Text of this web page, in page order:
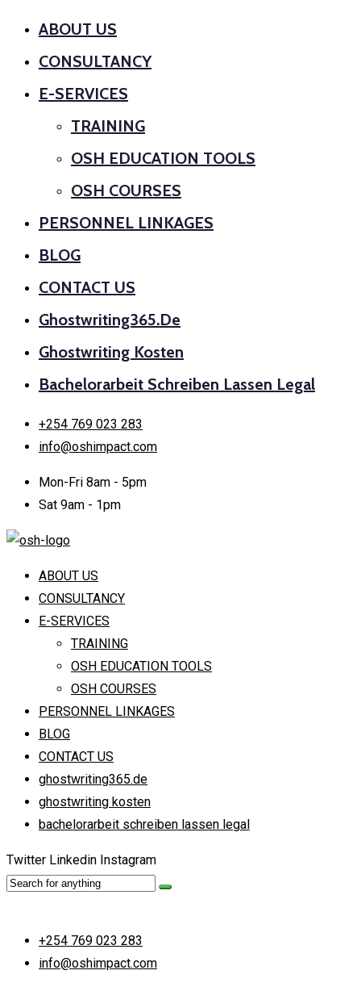
ABOUT US
CONSULTANCY
E-SERVICES
TRAINING
OSH EDUCATION TOOLS
OSH COURSES
PERSONNEL LINKAGES
BLOG
CONTACT US
Ghostwriting365.de
Ghostwriting Kosten
Bachelorarbeit Schreiben Lassen Legal
+254 769 023 283
info@oshimpact.com
Mon-Fri 8am - 5pm
Sat 9am - 1pm
ABOUT US
CONSULTANCY
E-SERVICES
TRAINING
OSH EDUCATION TOOLS
OSH COURSES
PERSONNEL LINKAGES
BLOG
CONTACT US
ghostwriting365.de
ghostwriting kosten
bachelorarbeit schreiben lassen legal
Twitter Linkedin Instagram
+254 769 023 283
info@oshimpact.com